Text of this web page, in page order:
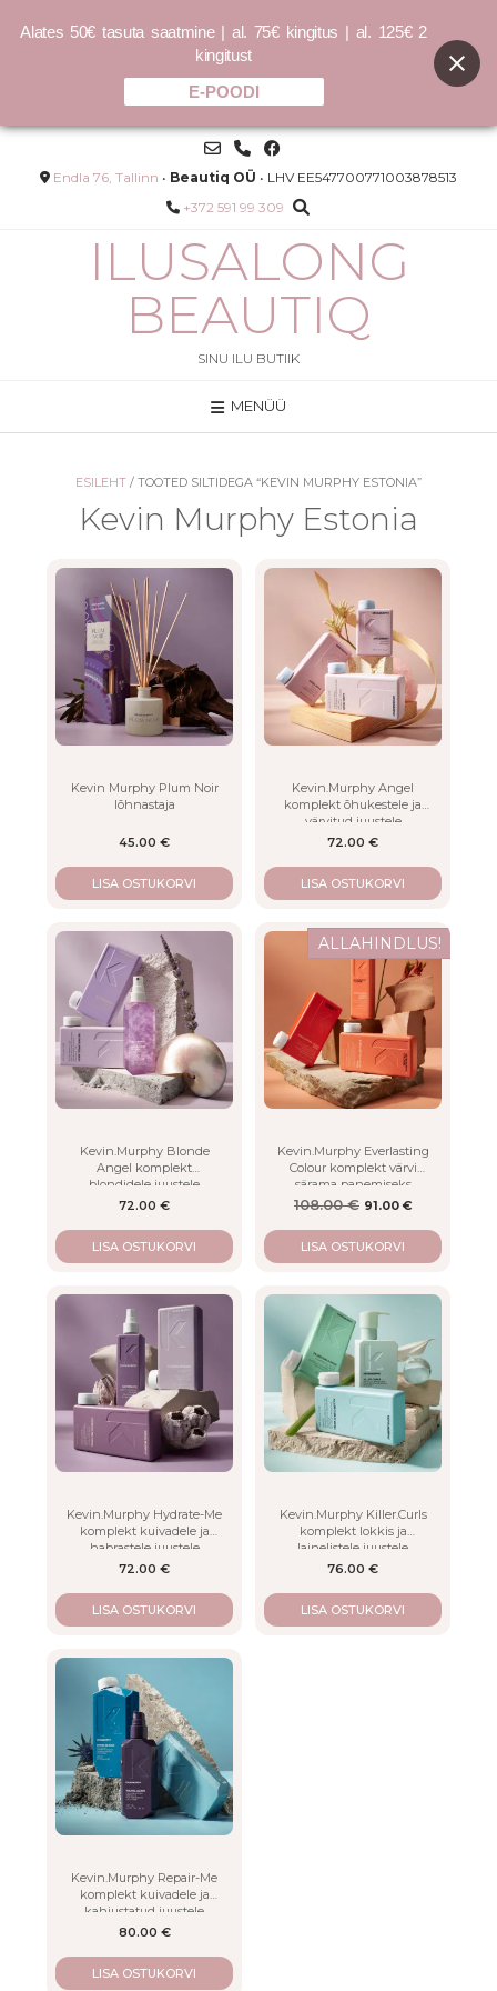
Online-kinkekaart
35.00€ – 200.00€Price
35.00 €
through
200.00 €
LISA
Skip
contentEndla 76, Tallinn • Beautiq OÜ • LHV EE547700771003878513
+372 591 99 309
ILUSALONG
BEAUTIQ
SINU ILU BUTIIK
MENÜÜ
ESILEHT / TOOTED SILTIDEGA “KEVIN MURPHY ESTONIA”
Kevin Murphy Estonia
Kevin Murphy Plum Noir
lõhnastaja
45.00 €
LISA OSTUKORVI
Kevin.Murphy Angel
komplekt õhukestele ja
värvitud juustele
72.00 €
LISA OSTUKORVI
Kevin.Murphy Blonde
Angel komplekt
blondidele juustele
72.00 €
LISA OSTUKORVI
ALLAHINDLUS!
Kevin.Murphy Everlasting
Colour komplekt värvi
särama panemiseks
108.00€Algne hind oli: 108.00
91.00 €
Current price is: 91.00
LISA OSTUKORVI
Kevin.Murphy Hydrate-Me
komplekt kuivadele ja
habrastele juustele
72.00 €
LISA OSTUKORVI
Kevin.Murphy Killer.Curls
komplekt lokkis ja
lainelistele juustele
76.00 €
LISA OSTUKORVI
Kevin.Murphy Repair-Me
komplekt kuivadele ja
kahjustatud juustele
80.00 €
LISA OSTUKORVI
Alates 50€ tasuta saatmine | al. 75€ kingitus | al. 125€ 2
kingitust
E-POODI